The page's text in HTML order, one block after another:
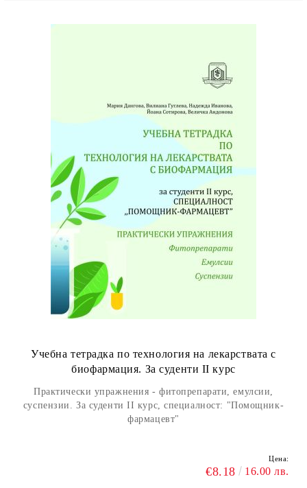
Учебна тетрадка по технология на лекарствата с
биофармация. За суденти II курс
Практически упражнения - фитопрепарати, емулсии,
суспензии. За суденти II курс, специалност: "Помощник-
фармацевт"
Цена:
€8.18 16.00 лв.